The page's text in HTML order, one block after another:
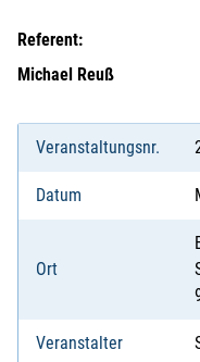
Referent:
Michael Reuß
Veranstaltungsnr.
Datum
Ort
Veranstalter